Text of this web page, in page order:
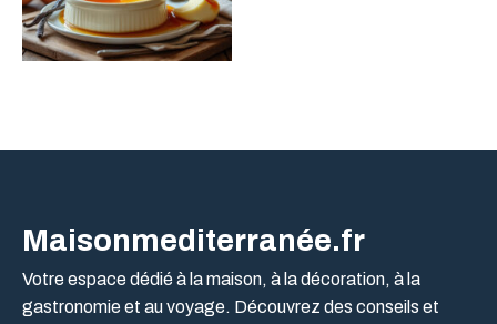
Maisonmediterranée.fr
Votre espace dédié à la maison, à la décoration, à la
gastronomie et au voyage. Découvrez des conseils et